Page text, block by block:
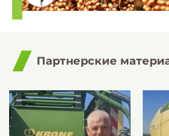
Партнерские